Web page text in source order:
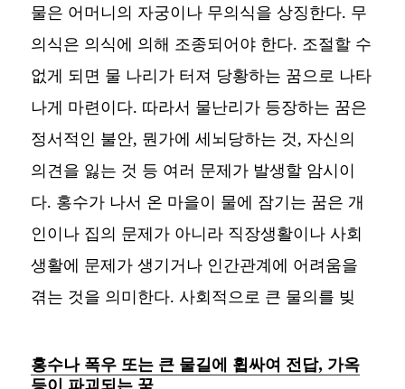
물은 어머니의 자궁이나 무의식을 상징한다. 무
의식은 의식에 의해 조종되어야 한다. 조절할 수
없게 되면 물 나리가 터져 당황하는 꿈으로 나타
나게 마련이다. 따라서 물난리가 등장하는 꿈은
정서적인 불안, 뭔가에 세뇌당하는 것, 자신의
의견을 잃는 것 등 여러 문제가 발생할 암시이
다. 홍수가 나서 온 마을이 물에 잠기는 꿈은 개
인이나 집의 문제가 아니라 직장생활이나 사회
생활에 문제가 생기거나 인간관계에 어려움을
겪는 것을 의미한다. 사회적으로 큰 물의를 빚
홍수나 폭우 또는 큰 물길에 휩싸여 전답, 가옥
등이 파괴되는 꿈